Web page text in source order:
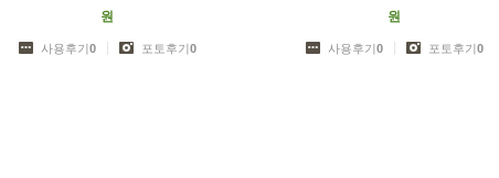
원
사용후기0 포토후기0
원
사용후기0 포토후기0